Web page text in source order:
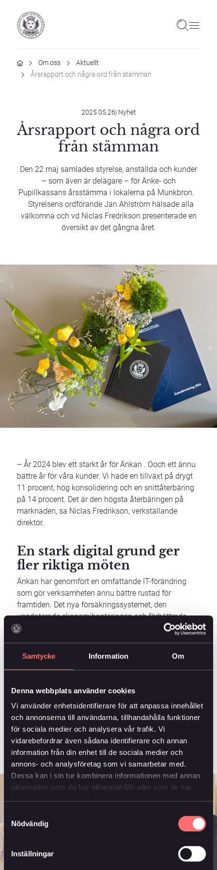
Samtycke Information Om
Denna webbplats använder cookies
Vi använder enhetsidentifierare för att anpassa innehållet
och annonserna till användarna, tillhandahålla funktioner
för sociala medier och analysera vår trafik. Vi
vidarebefordrar även sådana identifierare och annan
information från din enhet till de sociala medier och
annons- och analysföretag som vi samarbetar med.
Dessa kan i sin tur kombinera informationen med annan
information som du har tillhandahållit eller som de har
Nödvändig
Inställningar
Hem Om oss
Aktuellt
Årsrapport och några ord från stämman
2025.05.26| Nyhet
Årsrapport och några ord
från stämman
Den 22 maj samlades styrelse, anställda och kunder
– som även är delägare – för Änke- och
Pupillkassans årsstämma i lokalerna på Munkbron.
Styrelsens ordförande Jan Ahlström hälsade alla
välkomna och vd Niclas Fredrikson presenterade en
översikt av det gångna året.
– År 2024 blev ett starkt år för Änkan . Ooch ett ännu
bättre år för våra kunder. Vi hade en tillväxt på drygt
11 procent, hög konsolidering och en snittåterbäring
på 14 procent. Det är den högsta återbäringen på
marknaden, sa Niclas Fredrikson, verkställande
direktör.
En stark digital grund ger
fler riktiga möten
Änkan har genomfört en omfattande IT-förändring
som gör verksamheten ännu bättre rustad för
framtiden. Det nya försäkringssystemet, den
uppdaterade ekonomihanteringen och förbättrade
beräkningsmoduler ger stabila processer. Med den
tillgänglig och säker, och uppfyller kraven på
informationssäkerhet.
Vår digitala utveckling har lett till tydligare
kommunikation och enklare möten. Idag kan kunder
enkelt boka onlinemöten via vår webbplats. Hittills
har vi haft kontakt med 50 till 60 kunder på det sättet.
Vi får viktig kunskap och kunderna får snabb och
personlig service. Vi vill vara där våra kunder är –
både digitalt och i verkliga möten, sa Niclas.